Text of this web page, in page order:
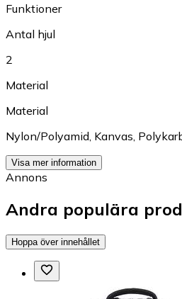
Funktioner
Antal hjul
2
Material
Material
Nylon/Polyamid Kanvas
Visa mer information
Annons
Andra populära
Hoppa över innehållet